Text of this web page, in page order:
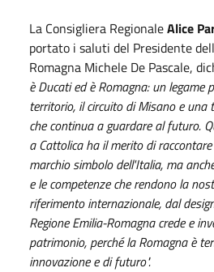
La Consigliera RegionaleAlice
portato i saluti del Presidente
Romagna Michele De Pascale,
è Ducati ed è Romagna: un legame
territorio, il circuito di Misano e una
che continua a guardare al futuro.
a Cattolica ha il merito di
marchio simbolo dell'Italia, ma
e le competenze che rendono la
riferimento internazionale, dal
Regione Emilia-Romagna crede e
patrimonio, perché la Romagna è
innovazione e di futuro".